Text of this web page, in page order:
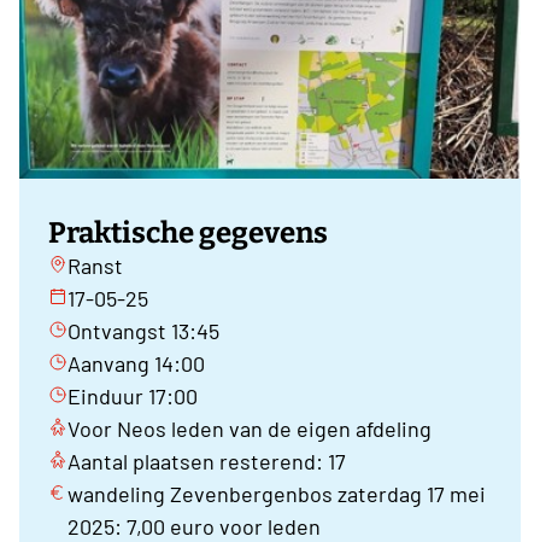
Praktische gegevens
Ranst
17-05-25
Ontvangst 13:45
Aanvang 14:00
Einduur 17:00
Voor Neos leden van de eigen afdeling
Aantal plaatsen resterend: 17
wandeling Zevenbergenbos zaterdag 17 mei
2025: 7,00 euro voor leden